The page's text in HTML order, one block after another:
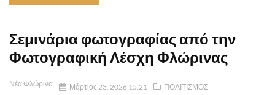
Σεμινάρια φωτογραφίας από την
Φωτογραφική Λέσχη Φλώρινας
Νέα Φλώρινα Μάρτιος 23, 2026 15:21 ΠΟΛΙΤΙΣΜΟΣ